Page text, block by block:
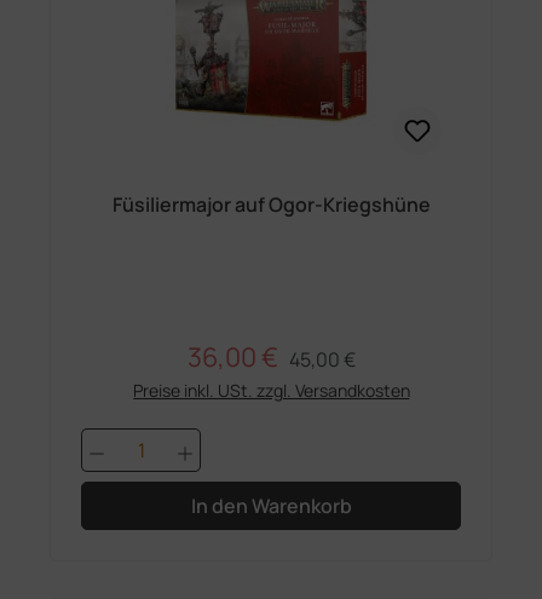
Füsiliermajor auf Ogor-Kriegshüne
Verkaufspreis:
36,00 € Regulärer Preis:
45,00 €
Preise inkl. USt. zzgl. Versandkosten
Produkt Anzahl: Gib den
In den Warenkorb